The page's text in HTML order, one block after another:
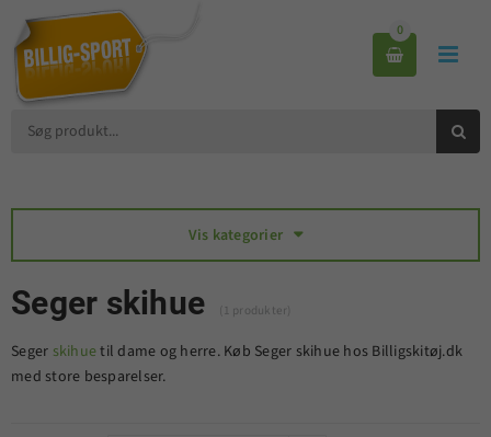


0

Vis kategorier 
Seger skihue (1 produkter)
Seger skihuetil dame og herre. Køb Seger skihue hos Billigskitøj.dk
med store besparelser.